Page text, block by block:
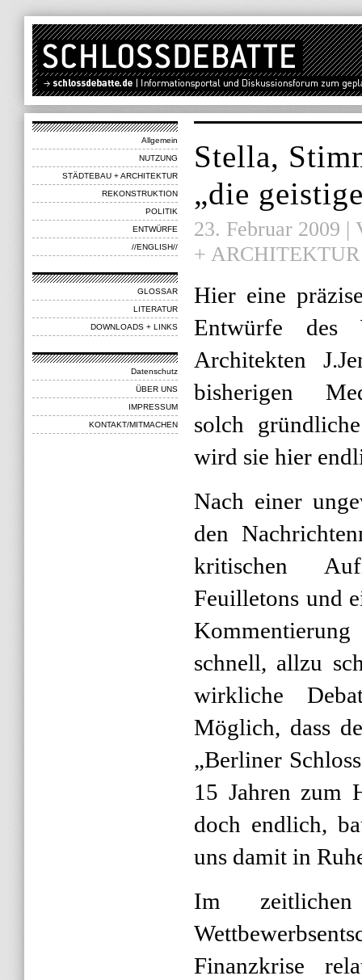
Allgemein
NUTZUNG
STÄDTEBAU + ARCHITEKTUR
REKONSTRUKTION
POLITIK
ENTWÜRFE
//ENGLISH//
GLOSSAR
LITERATUR
DOWNLOADS + LINKS
Datenschutz
ÜBER UNS
IMPRESSUM
KONTAKT/MITMACHEN
Stella,
„die
23. Februar 2009
+ ARCHITEKTUR
Hier eine
Entwürfe des
Architekten
bisherigen
solch
wird sie hier
Nach einer
den
kritischen
Feuilletons und
schnell, allzu
wirkliche
Möglich, dass
„Berliner
15 Jahren zum
doch endlich,
uns damit in
Im zeitlichen
Finanzkrise